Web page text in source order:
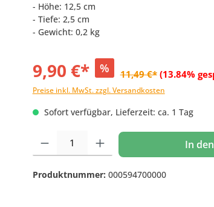
- Höhe: 12,5 cm
- Tiefe: 2,5 cm
- Gewicht: 0,2 kg
9,90 €* % 11,49 €* (13.84%
Preise inkl. MwSt. zzgl. Versandkosten
Sofort verfügbar, Lieferzeit: ca. 1 Tag
Produkt Anzahl: Gib den gewünschten Wert ein
In
Produktnummer: 000594700000